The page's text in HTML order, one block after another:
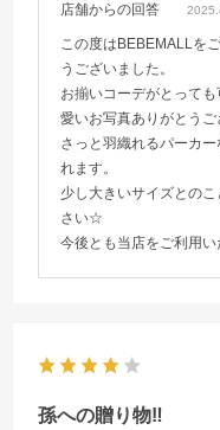
店舗からの回答
この度はBEBEMALLを
うございました。
お揃いコーデがとって
愛いお写真ありがとうご
さっと羽織れるパーカ
れます。
少し大きいサイズとの
さい☆
今後とも当店をご利用い
孫への贈り物‼️